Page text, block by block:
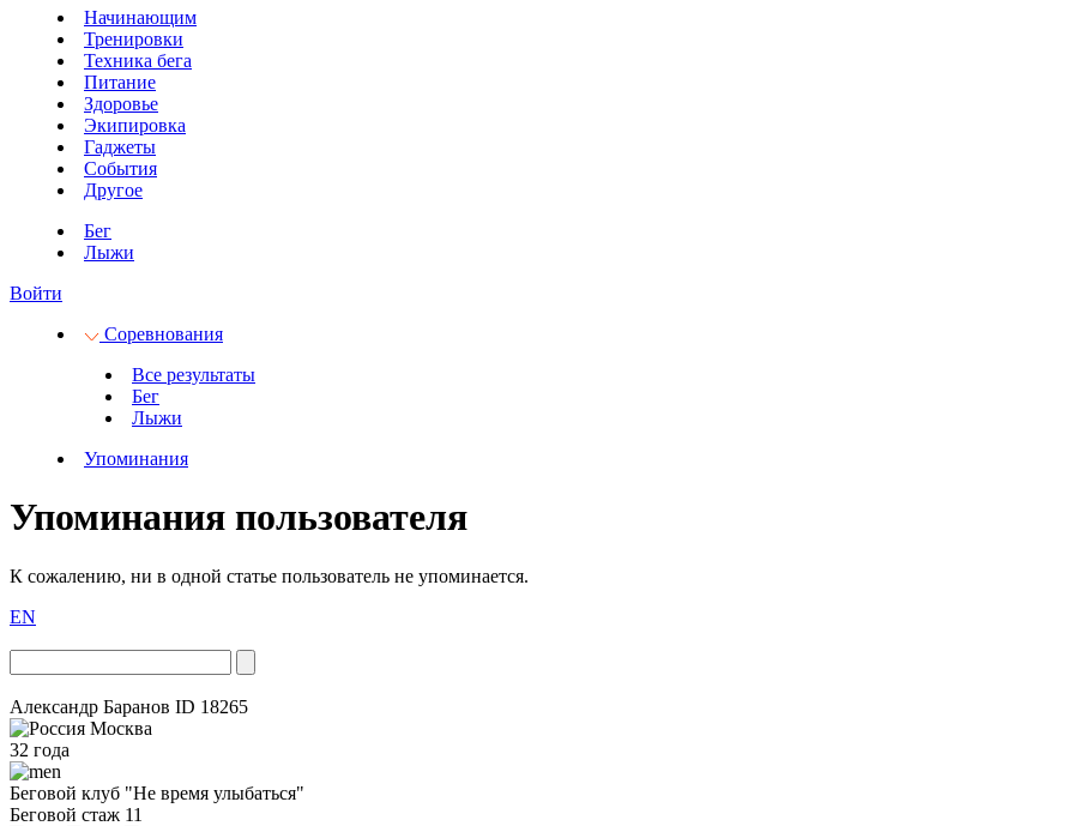
Начинающим
Тренировки
Техника бега
Питание
Здоровье
Экипировка
Гаджеты
События
Другое
Бег
Лыжи
Войти
Соревнования
Все результаты
Бег
Лыжи
Упоминания
Упоминания пользователя
К сожалению, ни в одной статье пользователь не упоминается.
EN
Александр Баранов ID 18265
Москва
32 года
Беговой клуб "Не время улыбаться"
Беговой стаж 11